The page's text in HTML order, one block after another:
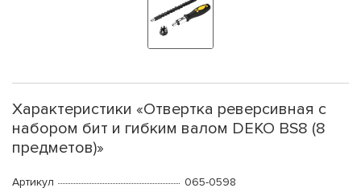
Характеристики «Отвертка реверсивная с
набором бит и гибким валом DEKO BS8 (8
предметов)»
Артикул
065-0598